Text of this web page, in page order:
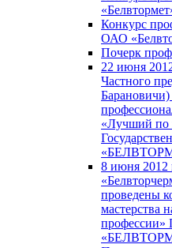
Конкурс
ОАО
Почерк
22 июня
Частного
«Лучший по
8 июня
проведены
мастерства
профессии»